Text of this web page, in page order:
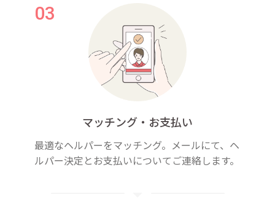
マッチング・お支払い
最適なヘルパーをマッチング。メールにて、ヘ
ルパー決定とお支払いについてご連絡します。